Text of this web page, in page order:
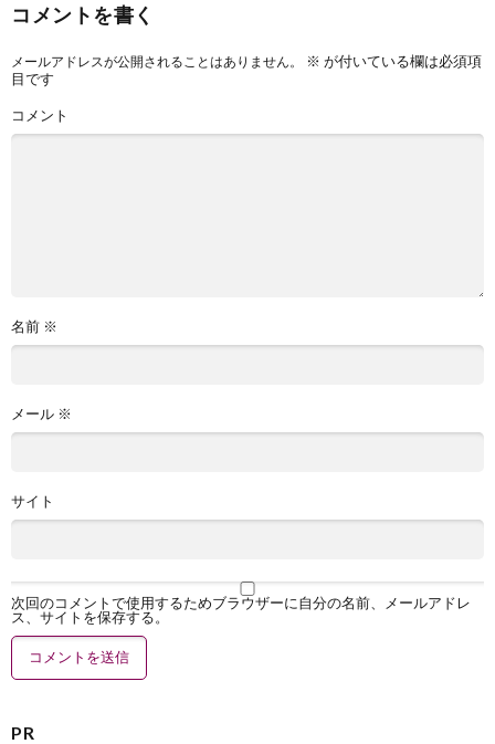
コメントを書く
メールアドレスが公開されることはありません。 ※ が付いている欄は必須項
目です
コメント
名前 ※
メール ※
サイト
次回のコメントで使用するためブラウザーに自分の名前、メールアドレ
ス、サイトを保存する。
PR